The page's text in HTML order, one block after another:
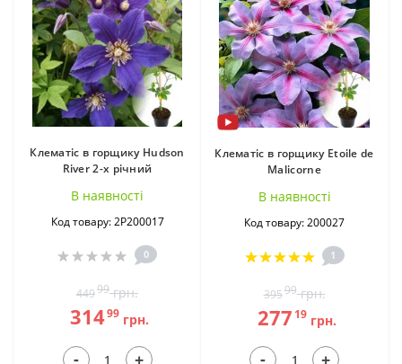
Клематіс в горщику Hudson
River 2-х річний
В наявностi
Код товару: 2Р200017
0
44999грн.
31499 грн.
- +
Клематіс в горщику Etoile de
Malicorne
В наявностi
Код товару: 200027
1
39599грн.
277 19грн.
- +